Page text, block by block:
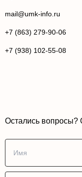
mail@umk-info.ru
+7 (863) 279-90-06
+7 (938) 102-55-08
Остались вопросы?